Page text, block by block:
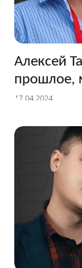
Алексей
прошлое,
17.04.2024